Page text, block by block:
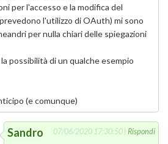
per l'accesso e la modifica del
l'utilizzo di OAuth) mi sono
per nulla chiari delle spiegazioni
possibilità di un qualche esempio
(e comunque)
Sandro 07/06/2020 17:30:50 | Rispondi